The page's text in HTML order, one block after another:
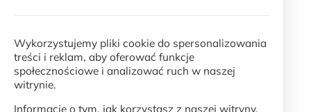
Wykorzystujemy pliki cookie do spersonalizowania
treści i reklam, aby oferować funkcje
społecznościowe i analizować ruch w naszej
witrynie.
Informacje o tym, jak korzystasz z naszej witryny,